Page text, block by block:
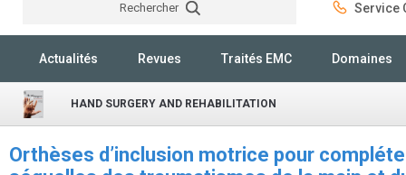
Rechercher Service
Actualités Revues Traités EMC Domaines
HAND SURGERY AND REHABILITATION
Orthèses d’inclusion motrice pour